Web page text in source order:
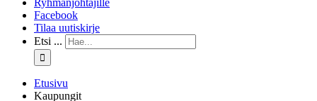
Ryhmänjohtajille
Facebook
Tilaa uutiskirje
Etsi ...
Etusivu
Kaupungit